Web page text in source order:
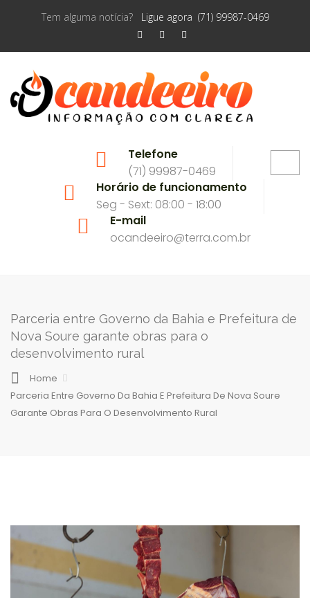
Tem alguma notícia? Ligue agora (71) 99987-0469
Telefone
(71) 99987-0469
Horário de funcionamento
Seg - Sext: 08:00 - 18:00
E-mail
ocandeeiro@terra.com.br
Parceria entre Governo da Bahia e Prefeitura de
Nova Soure garante obras para o
desenvolvimento rural
Home
Parceria Entre Governo Da Bahia E Prefeitura De Nova Soure
Garante Obras Para O Desenvolvimento Rural